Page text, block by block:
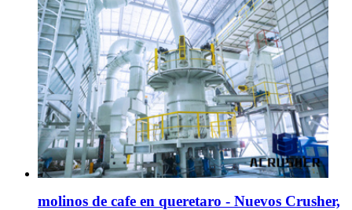
molinos de cafe en queretaro - Nuevos Crusher,